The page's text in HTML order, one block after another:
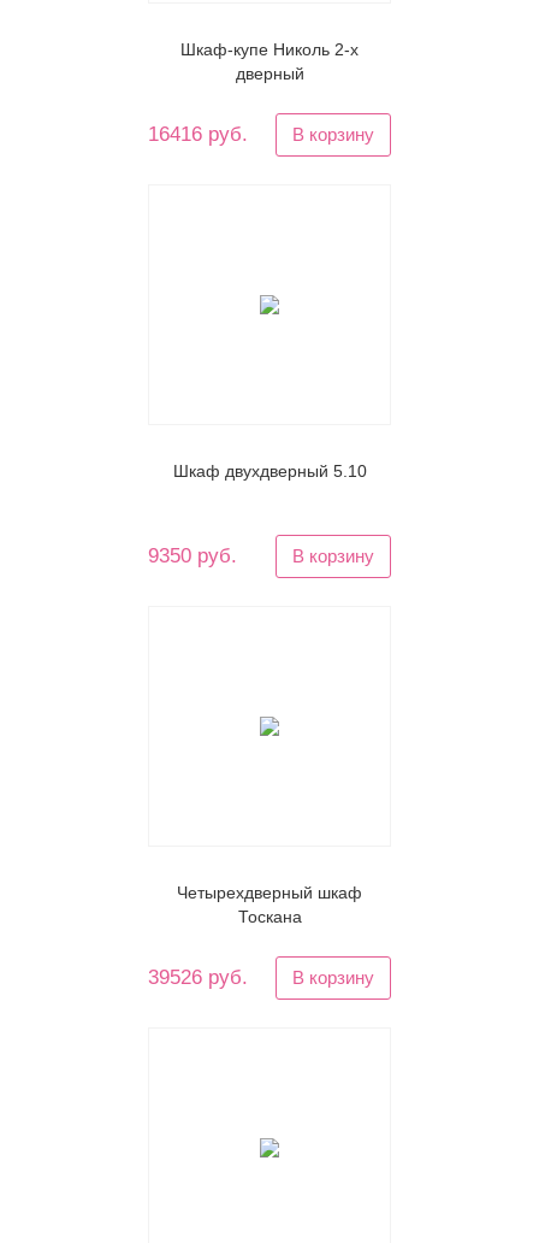
Шкаф-купе Николь 2-х
дверный
16416 руб. В корзину
Шкаф двухдверный 5.10
9350 руб. В корзину
Четырехдверный шкаф
Тоскана
39526 руб. В корзину